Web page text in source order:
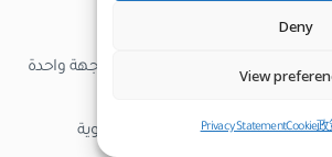
Deny
View
Cookie
Privacy Statement
تماماً لدرجة تحجب الرؤية الواضحة.
بشكل مفاجئ وغير متناظر في جهة واحدة
ارتفاع درجة حرارة الجسم (الحمى) لتتجاوز 38.5 درجة مئوية